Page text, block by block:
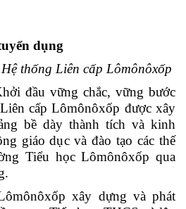
dụng
thống Liên cấp Lômônôxốp
đầu vững chắc, vững bước
cấp Lômônôxốp được xây
bề dày thành tích và kinh
giáo dục và đào tạo các thế
Tiểu học Lômônôxốp qua
xây dựng và phát